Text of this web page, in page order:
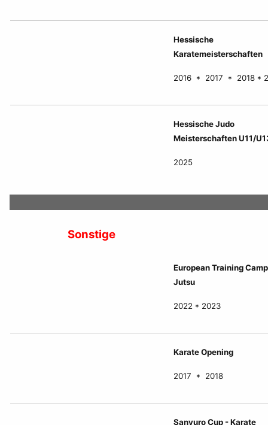
Hessische
Karatemeisterschaften
2016 * 2017 * 2018 *
Hessische Judo
Meisterschaften U11/
2025
Sonstige
European Training
Jutsu
2022 * 2023
Karate Opening
2017 * 2018
Sanyuro Cup - Karate